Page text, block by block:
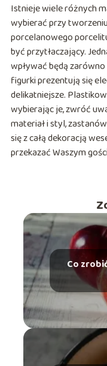
Istnieje wiele różnych
wybierać przy
porcelanowego
być przytłaczający.
wpływać będą
figurki prezentują się
delikatniejsze.
wybierając je, zwróć
materiał i styl,
się z całą dekoracją
przekazać Waszym
Co